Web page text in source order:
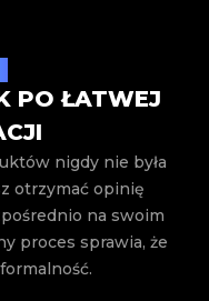
PO ŁATWEJ
nigdy nie była
otrzymać opinię
na swoim
proces sprawia, że